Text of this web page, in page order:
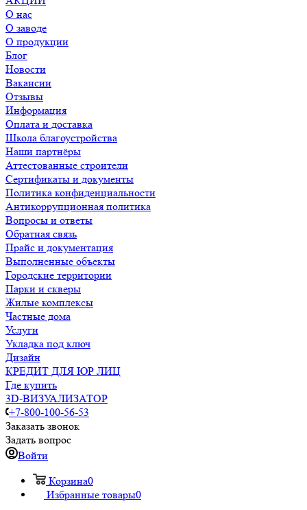
О нас
О заводе
О продукции
Блог
Новости
Вакансии
Отзывы
Информация
Оплата и доставка
Школа благоустройства
Наши партнёры
Аттестованные строители
Сертификаты и документы
Политика конфиденциальности
Антикоррупционная политика
Вопросы и ответы
Обратная связь
Прайс и документация
Выполненные объекты
Городские территории
Парки и скверы
Жилые комплексы
Частные дома
Услуги
Укладка под ключ
Дизайн
КРЕДИТ ДЛЯ ЮР ЛИЦ
Где купить
3D-ВИЗУАЛИЗАТОР
+7-800-100-56-53
Заказать звонок
Задать вопрос
Войти
Корзина0
Избранные товары0